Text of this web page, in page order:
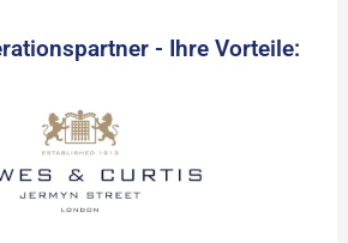
- Ihre Vorteile: